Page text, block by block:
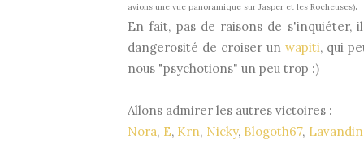
avions une vue panoramique sur Jasper et les Rocheuses).
En fait, pas de raisons de s'inquiéter,
dangerosité de croiser un wapiti, qui
nous "psychotions" un peu trop :)
Allons admirer les autres victoires :
Nora, E, Krn, Nicky, Blogoth67,